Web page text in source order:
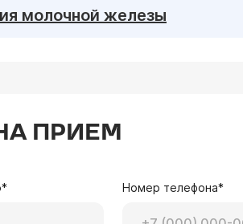
молочной железы
ПРИЕМ
Номер телефона*